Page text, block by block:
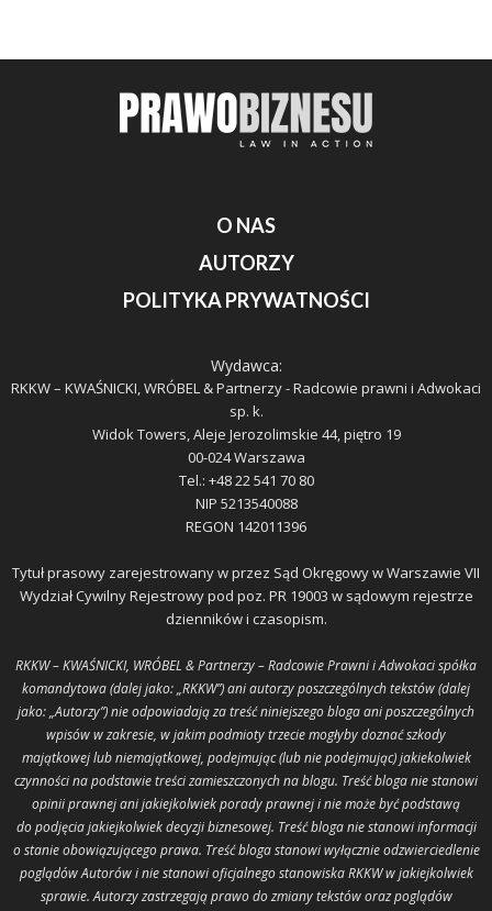
O NAS
AUTORZY
POLITYKA PRYWATNOŚCI
Wydawca:
RKKW – KWAŚNICKI, WRÓBEL & Partnerzy - Radcowie prawni i Adwokaci
sp. k.
Widok Towers, Aleje Jerozolimskie 44, piętro 19
00-024 Warszawa
Tel.: +48 22 541 70 80
NIP 5213540088
REGON 142011396
Tytuł prasowy zarejestrowany w przez Sąd Okręgowy w Warszawie VII
Wydział Cywilny Rejestrowy pod poz. PR 19003 w sądowym rejestrze
dzienników i czasopism.
RKKW – KWAŚNICKI, WRÓBEL & Partnerzy – Radcowie Prawni i Adwokaci spółka
komandytowa (dalej jako: „RKKW”) ani autorzy poszczególnych tekstów (dalej
jako: „Autorzy”) nie odpowiadają za treść niniejszego bloga ani poszczególnych
wpisów w zakresie, w jakim podmioty trzecie mogłyby doznać szkody
majątkowej lub niemajątkowej, podejmując (lub nie podejmując) jakiekolwiek
czynności na podstawie treści zamieszczonych na blogu. Treść bloga nie stanowi
opinii prawnej ani jakiejkolwiek porady prawnej i nie może być podstawą
do podjęcia jakiejkolwiek decyzji biznesowej. Treść bloga nie stanowi informacji
o stanie obowiązującego prawa. Treść bloga stanowi wyłącznie odzwierciedlenie
poglądów Autorów i nie stanowi oficjalnego stanowiska RKKW w jakiejkolwiek
sprawie. Autorzy zastrzegają prawo do zmiany tekstów oraz poglądów